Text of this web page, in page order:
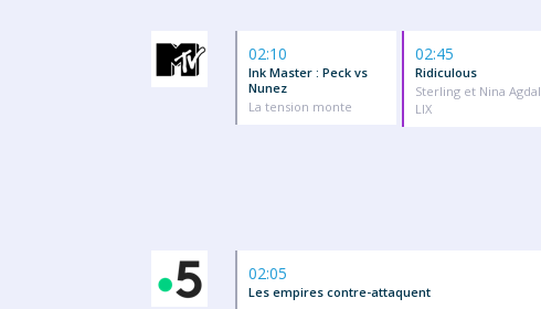
02:10
Ink Master : Peck vs
Nunez
La tension monte
02:45
Ridiculous
Sterling et Nina Agdal
LIX
02:05
Les empires contre-attaquent